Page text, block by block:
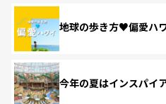
地球の歩き方♥偏愛ハ
今年の夏はインスパイ